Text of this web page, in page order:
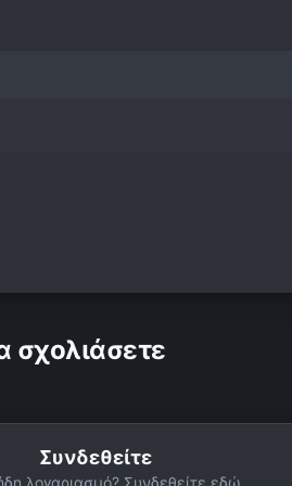
σχολιάσετε
Συνδεθείτε